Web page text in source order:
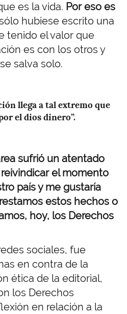
es la vida. Por eso es
hubiese escrito una
tenido el valor que
es con los otros y
salva solo.
llega a tal extremo que
el dios dinero”.
sufrió un atentado
el momento
país y me gustaría
estos hechos o
hoy, los Derechos
sociales, fue
en contra de la
ética de la editorial,
los Derechos
en relación a la